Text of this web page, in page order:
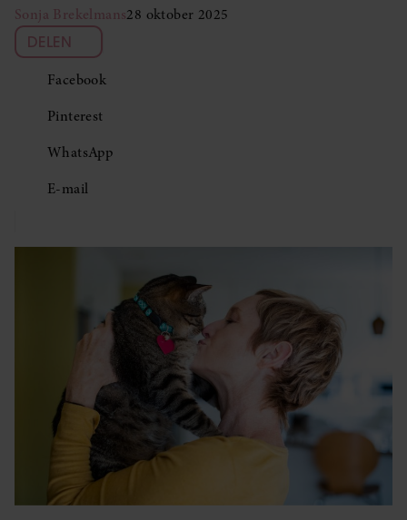
Sonja Brekelmans28 oktober 2025
DELEN
Facebook
Pinterest
WhatsApp
E-mail